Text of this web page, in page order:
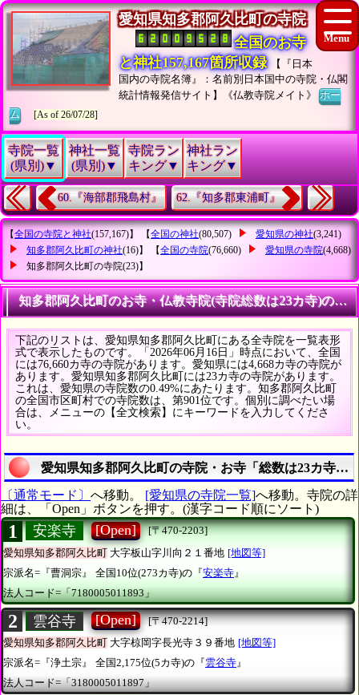
愛知県知多郡阿久比町の寺院
全国のお寺
と神社157,167箇所収録
【『日本
国内の寺院名簿』：名前別日本国中の寺院・仏閣
統計情報発信サイト】《仏教寺院メイト》ホー
ム
[As of 26/07/28]
寺院一覧
(県別)▼
神社一覧
(県別)▼
寺院ラン
キング▼
神社ラン
キング▼
60.『海部郡飛島村』 62.『知多郡東浦町』
【全国の寺院と神社(157,167)】 【全国の神社(80,507) 愛知県の神社(3,241)
知多郡阿久比町の神社(16)】 【全国の寺院(76,660) 愛知県の寺院(4,668)
知多郡阿久比町の寺院(23)】
知多郡阿久比町のお寺・仏教寺院(寺院総数は23カ寺)の統
下記のリストは、愛知県知多郡阿久比町にある全寺院を一覧表形
式で表示したものです。「2026年06月16日」時点において、全国
には76,660カ寺の寺院があります。愛知県には4,668カ寺の寺院が
あります。愛知県知多郡阿久比町には23カ寺の寺院があります。
これは、愛知県の寺院数の0.49%にあたります。知多郡阿久比町
の全国市区町村での寺院数は、第901位です。個別に調べたい場
合は、メニューの【全文検索】にキーワードを入力してくださ
い。
愛知県知多郡阿久比町の寺院・お寺「総数は23カ寺」
〔通常モード〕 へ移動。 [愛知県の寺院一覧]へ移動。寺院の詳
細は、「Open」ボタンを押す。(漢字コード順にソート)
1 安楽寺 [Open]
[〒470-2203]
愛知県知多郡阿久比町 大字板山字川向２１番地 [地図等]
宗派名=『曹洞宗』
全国10位(273カ寺)の『安楽寺 』
法人コード=「7180005011893」
2 雲谷寺 [Open]
[〒470-2214]
愛知県知多郡阿久比町 大字椋岡字長光寺３９番地 [地図等]
宗派名=『浄土宗』
全国2,175位(5カ寺)の『雲谷寺』
法人コード=「3180005011897」